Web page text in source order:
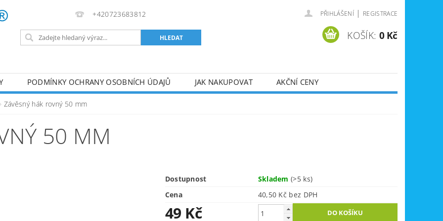
+420723683812 PŘIHLÁŠENÍ | REGISTRACE
KOŠÍK: 0 Kč
PODMÍNKY OCHRANY OSOBNÍCH ÚDAJŮ JAK NAKUPOVAT
AKČNÍ CENY
AKUMULÁTOROVÉ NÁŘADÍ
RUČNÍ NÁŘADÍ AKU NÁŘADÍ
Závěsný hák rovný 50 mm
50 MM
Dostupnost Skladem(>5 ks)
Cena
40,50 Kč bez DPH
49 Kč